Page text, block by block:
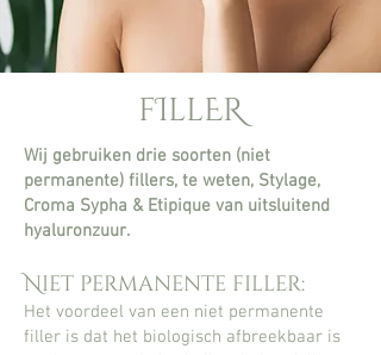
fIllER
Wij gebruiken drie soorten (niet
permanente) fillers, te weten, Stylage,
Croma Sypha & Etipique van uitsluitend
hyaluronzuur.
Niet permanente filler:
Het voordeel van een niet permanente
filler is dat het biologisch afbreekbaar is